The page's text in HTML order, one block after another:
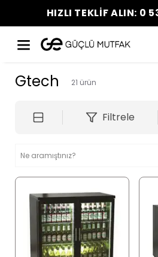
HIZLI TEKLİF ALIN: 0
Gtech 21 ürün
Filtrele